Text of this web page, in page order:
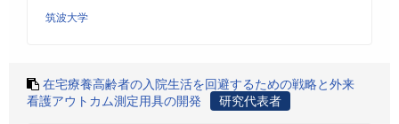
筑波大学
在宅療養高齢者の入院生活を回避するための戦略と外来
看護アウトカム測定用具の開発
研究代表者